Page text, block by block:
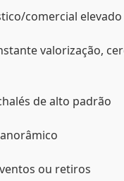
comercial elevado
valorização,
de alto padrão
ou retiros